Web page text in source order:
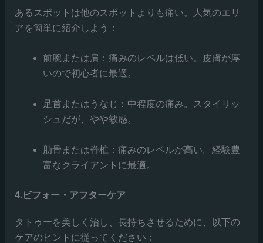
あるスポットは他のスポットよりも痛い。人気のエリ
アを簡単に紹介しよう：
前腕または肩：痛みのレベルは低い。皮膚が厚
いので初心者に最適。
足首またはうなじ：中程度の痛み。スタイリッ
シュだが、やや敏感。
肋骨または脊椎：痛みのレベルが高い。経験豊
富なクライアントに最適。
4.ビフォー・アフターケア
タトゥーを美しく治し、長持ちさせるために、以下の
ケアのヒントに従ってください：